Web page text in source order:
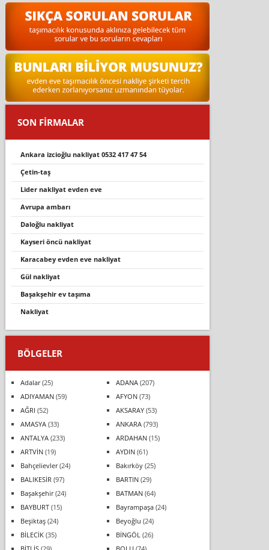
SON FİRMALAR
ankara i̇zci̇oğlu nakli̇yat 0532 417 47 54
çetin-taş
lider nakliyat evden eve
avrupa ambarı
daloğlu nakli̇yat
kayseri̇ öncü nakli̇yat
karacabey evden eve nakli̇yat
gül nakliyat
başakşehir ev taşıma
nakliyat
BÖLGELER
Adalar(25) ADANA(207)
ADIYAMAN(59) AFYON(73)
AĞRI (52) AKSARAY(53)
AMASYA(33) ANKARA(793)
ANTALYA(233) ARDAHAN(15)
ARTVİN(19) AYDIN(61)
Bahçelievler(24) Bakırköy(25)
BALIKESİR (97) BARTIN(29)
Başakşehir(24) BATMAN(64)
BAYBURT(15) Bayrampaşa(24)
Beşiktaş(24) Beyoğlu (24)
BİLECİK(35) BİNGÖL (26)